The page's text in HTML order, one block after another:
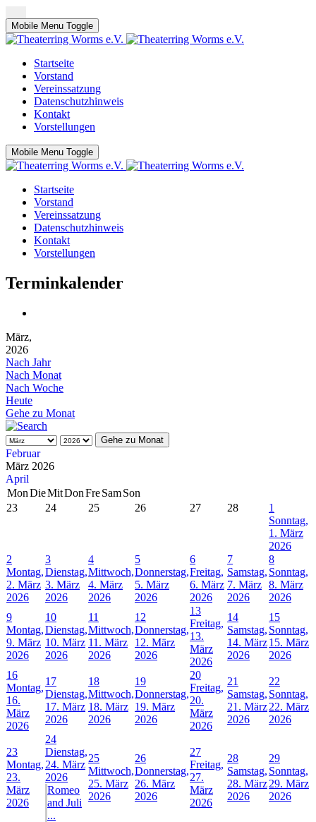
Mobile Menu Toggle
Startseite
Vorstand
Vereinssatzung
Datenschutzhinweis
Kontakt
Vorstellungen
Mobile Menu Toggle
Startseite
Vorstand
Vereinssatzung
Datenschutzhinweis
Kontakt
Vorstellungen
Terminkalender
März,
2026
Nach Jahr
Nach Monat
Nach Woche
Heute
Gehe zu Monat
Gehe zu Monat
Februar
März 2026
April
MonDieMitDonFreSamSon
23
24 25 26 27 28
1
Sonntag,
1. März
2026
2
Montag,
2. März
2026
3
Dienstag,
3. März
2026
4
Mittwoch,
4. März
2026
5
Donnerstag,
5. März
2026
6
Freitag,
6. März
2026
7
Samstag,
7. März
2026
8
Sonntag,
8. März
2026
9
Montag,
9. März
2026
10
Dienstag,
10. März
2026
11
Mittwoch,
11. März
2026
12
Donnerstag,
12. März
2026
13
Freitag,
13.
März
2026
14
Samstag,
14. März
2026
15
Sonntag,
15. März
2026
16
Montag,
16.
März
2026
17
Dienstag,
17. März
2026
18
Mittwoch,
18. März
2026
19
Donnerstag,
19. März
2026
20
Freitag,
20.
März
2026
21
Samstag,
21. März
2026
22
Sonntag,
22. März
2026
23
Montag,
23.
März
2026
24
Dienstag,
24. März
2026
Romeo
and Juli
...
25
Mittwoch,
25. März
2026
26
Donnerstag,
26. März
2026
27
Freitag,
27.
März
2026
28
Samstag,
28. März
2026
29
Sonntag,
29. März
2026